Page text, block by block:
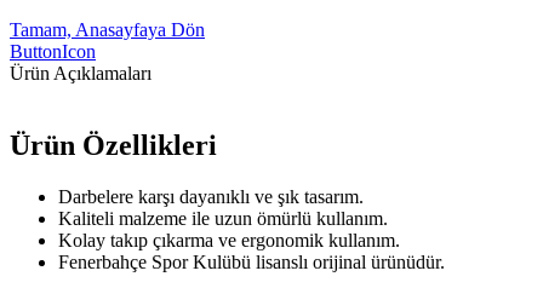
Tamam, Anasayfaya Dön
ButtonIcon
Ürün Açıklamaları
Ürün Özellikleri
Darbelere karşı dayanıklı ve şık tasarım.
Kaliteli malzeme ile uzun ömürlü kullanım.
Kolay takıp çıkarma ve ergonomik kullanım.
Fenerbahçe Spor Kulübü lisanslı orijinal ürünüdür.